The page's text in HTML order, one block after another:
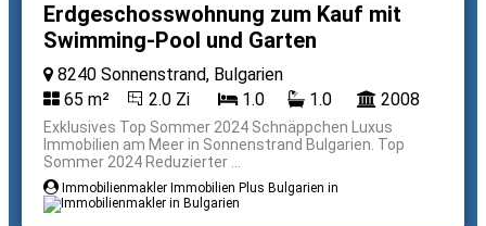
Erdgeschosswohnung zum Kauf mit
Swimming-Pool und Garten
8240 Sonnenstrand, Bulgarien
65 m²
2.0 Zi 1.0 1.0 2008
Exklusives Top Sommer 2024 Schnäppchen Luxus
Immobilien am Meer in Sonnenstrand Bulgarien. Top
Sommer 2024 Reduzierter ...
Immobilienmakler Immobilien Plus Bulgarien in